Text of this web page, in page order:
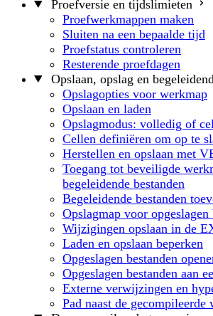
Proefversie en tijdslimieten
Proefwerkmappen maken
Sluiten na een bepaalde tijd
Proefstatus controleren
Resterende proefdagen
Opslaan, opslag en
Opslagopties voor werkmap
Opslaan en laden
Opslagmodus: volledig of
Cellen definiëren om op te
Herstellen en opslaan met
Toegang tot beveiligde
begeleidende bestanden
Begeleidende bestanden
Opslagmap voor opgeslagen
Wijzigingen opslaan in de
Laden en opslaan beperken
Opgeslagen bestanden
Opgeslagen bestanden aan
Externe verwijzingen en
Pad naast de gecompileerde